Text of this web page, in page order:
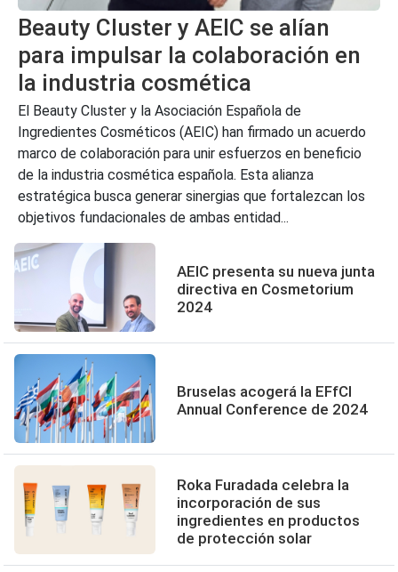
Beauty Cluster y AEIC se alían
para impulsar la colaboración en
la industria cosmética
El Beauty Cluster y la Asociación Española de
Ingredientes Cosméticos (AEIC) han firmado un acuerdo
marco de colaboración para unir esfuerzos en beneficio
de la industria cosmética española. Esta alianza
estratégica busca generar sinergias que fortalezcan los
objetivos fundacionales de ambas entidad...
AEIC presenta su nueva junta
directiva en Cosmetorium
2024
Bruselas acogerá la EFfCI
Annual Conference de 2024
Roka Furadada celebra la
incorporación de sus
ingredientes en productos
de protección solar